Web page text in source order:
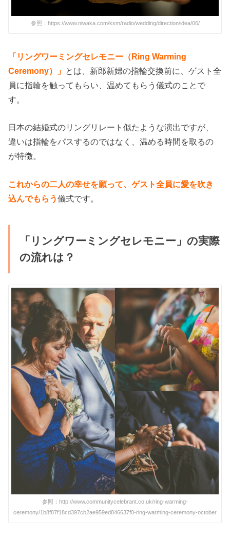
参照：https://www.niwaka.com/ksm/radio/wedding/direction/idea/06/
「リングワーミングセレモニー（Ring Warming
Ceremony）」 とは、新郎新婦の指輪交換前に、ゲスト全
員に指輪を触ってもらい、温めてもらう儀式のことで
す。
日本の結婚式のリングリレート似たような演出ですが、
違いは指輪をパスするのではなく、温める時間を取るの
が特徴。
これからの二人の幸せを願って、ゲスト全員に愛を吹き
込んでもらう儀式です。
「リングワーミングセレモニー」の実際
の流れは？
参照：http://www.communitycelebrant.co.uk/ring-warming-
ceremony/1b8f87f18cd397cb2ae959ed846637f0-ring-warming-ceremony-october